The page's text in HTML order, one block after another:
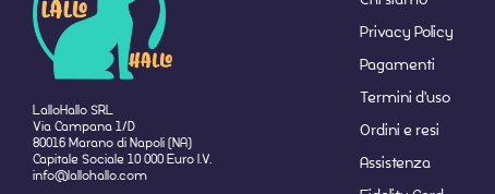
LalloHallo SRL
Via Campana 1/D
80016 Marano di Napoli (NA)
Capitale Sociale 10 000 Euro I.V.
info@lallohallo.com
Privacy Policy
Pagamenti
Termini d'uso
Ordini e resi
Assistenza